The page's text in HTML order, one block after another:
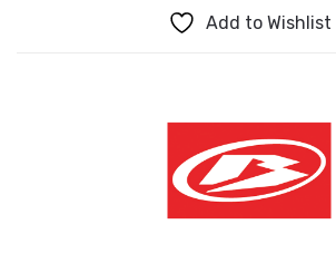
Add to Wishlist